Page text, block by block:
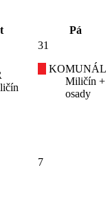
Pá
31
KOMUNÁL
Miličín +
osady
7